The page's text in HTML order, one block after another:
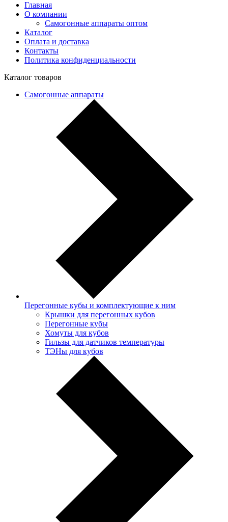
Главная
О компании
Самогонные аппараты оптом
Каталог
Оплата и доставка
Контакты
Политика конфиденциальности
Каталог товаров
Самогонные аппараты
Перегонные кубы и комплектующие к ним
Крышки для перегонных кубов
Перегонные кубы
Хомуты для кубов
Гильзы для датчиков температуры
ТЭНы для кубов